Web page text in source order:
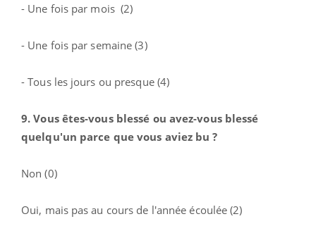
- Une fois par mois (2)
- Une fois par semaine (3)
- Tous les jours ou presque (4)
9. Vous êtes-vous blessé ou avez-vous blessé
quelqu'un parce que vous aviez bu ?
Non (0)
Oui, mais pas au cours de l'année écoulée (2)